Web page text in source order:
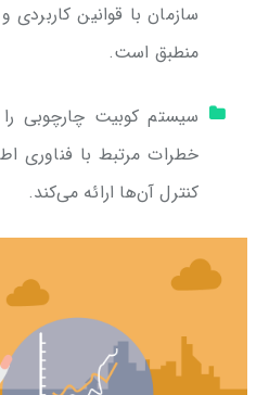
سازمان با قوانین
منطبق است.
سیستم کوبیت چارچوبی
خطرات مرتبط با فناوری
کنترل آن‌ها ارائه می‌کند.